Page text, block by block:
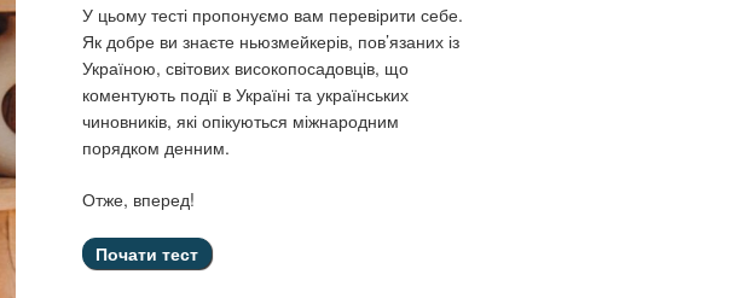
У цьому тесті пропонуємо вам перевірити себе.
Як добре ви знаєте ньюзмейкерів, пов’язаних із
Україною, світових високопосадовців, що
коментують події в Україні та українських
чиновників, які опікуються міжнародним
порядком денним.
Отже, вперед!